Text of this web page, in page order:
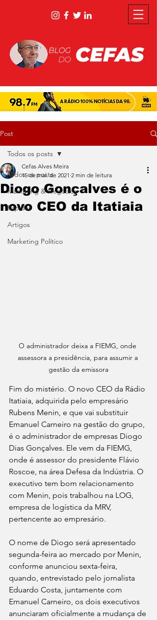
Post
Todos os posts
Marketing & Negócios
Rápidas
Artigos
Marketing Político
Todos os posts
Diogo Gonçalves é o
novo CEO da Itatiaia
Cefas Alves Meira
15 de mai. de 2021 2 min de leitura
O administrador deixa a FIEMG, onde
assessora a presidência, para assumir a
gestão da emissora
Fim do mistério. O novo CEO da Rádio
Itatiaia, adquirida pelo empresário
Rubens Menin, e que vai substituir
Emanuel Carneiro na gestão do grupo,
é o administrador de empresas Diogo
Dias Gonçalves. Ele vem da FIEMG,
onde é assessor do presidente Flávio
Roscoe, na área Defesa da Indústria. O
executivo tem bom relacionamento
com Menin, pois trabalhou na LOG,
empresa de logística da MRV,
pertencente ao empresário.
O nome de Diogo será apresentado
segunda-feira ao mercado por Menin,
conforme anunciou sexta-feira,
quando, entrevistado pelo jornalista
Eduardo Costa, juntamente com
Emanuel Carneiro, os dois executivos
anunciaram oficialmente a mudança de